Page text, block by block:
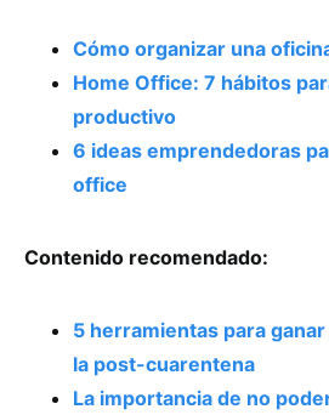
Cómo organizar una
Home Office: 7 hábitos
productivo
6 ideas emprendedoras
office
Contenido recomendado:
5 herramientas para
la post-cuarentena
La importancia de no